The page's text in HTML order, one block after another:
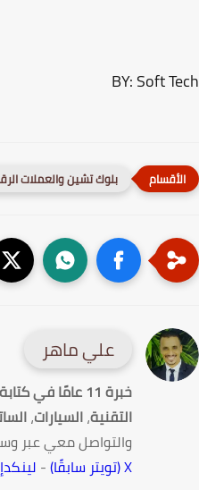
BY: Soft
بلوك تشين والعملات
علي ماهر
خبرة 11 عامًا في كتابة المقالات
التقنية،السيارات،
والتواصل معي عبر
-لينكدإن